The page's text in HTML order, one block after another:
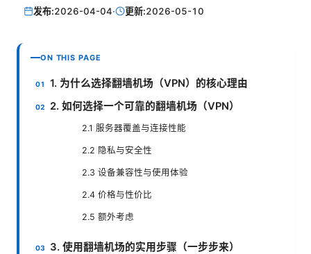
发布:2026-04-04· 更新:2026-05-10
ON THIS PAGE
1. 为什么选择翻墙机场（VPN）的核心理由
2. 如何选择一个可靠的翻墙机场（VPN）
2.1 服务器覆盖与连接性能
2.2 隐私与安全性
2.3 设备兼容性与使用体验
2.4 价格与性价比
2.5 额外考虑
3. 使用翻墙机场的实用步骤（一步步来）